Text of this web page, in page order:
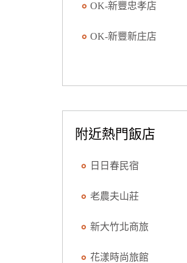
OK-新豐忠孝店
OK-新豐新庄店
附近熱門飯店
日日春民宿
老農夫山莊
新大竹北商旅
花漾時尚旅館